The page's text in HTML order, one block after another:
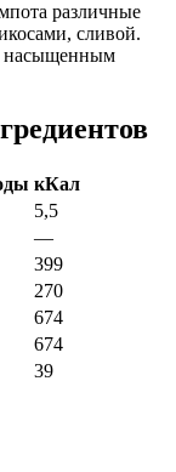
различные
сливой.
насыщенным
кКал
5,5
—
399
270
674
674
39